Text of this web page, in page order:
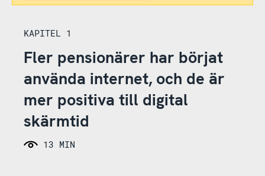
KAPITEL 1
Fler pensionärer har börjat
använda internet, och de är
mer positiva till digital
skärmtid
13 MIN